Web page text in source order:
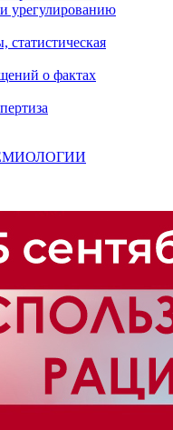
урегулированию
статистическая
о фактах